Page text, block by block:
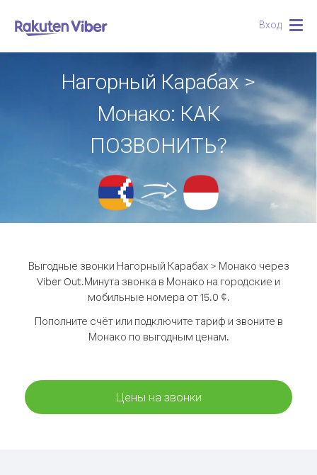
Вход
Нагорный Карабах >
Монако: КАК
ПОЗВОНИТЬ?
Выгодные звонки Нагорный Карабах > Монако через
Viber Out.Минута звонка в Монако на городские и
мобильные номера от 15.0 ¢.
Пополните счёт или подключите тариф и звоните в
Монако по выгодным ценам.
Цены на звонки